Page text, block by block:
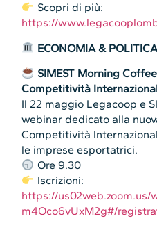
Scopri di più:
https://
ECONOMIA & POLITICA
SIMEST Morning
Competitività
Il 22 maggio Legacoop e
webinar dedicato alla
Competitività
le imprese esportatrici.
Ore 9.30
Iscrizioni:
https://us02web.zoom.us/
m4Oco6vUxM2g#/